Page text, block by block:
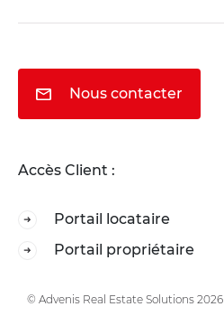
Nous contacter
Accès Client :
Portail locataire
Portail propriétaire
© Advenis Real Estate Solutions 2026